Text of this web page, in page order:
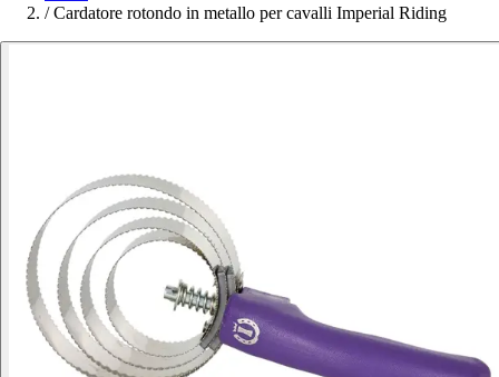
/ Cardatore rotondo in metallo per cavalli Imperial Riding